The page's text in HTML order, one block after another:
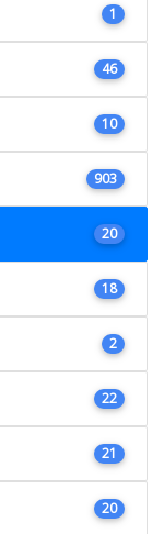
1
46
10
903
20
18
2
22
21
20